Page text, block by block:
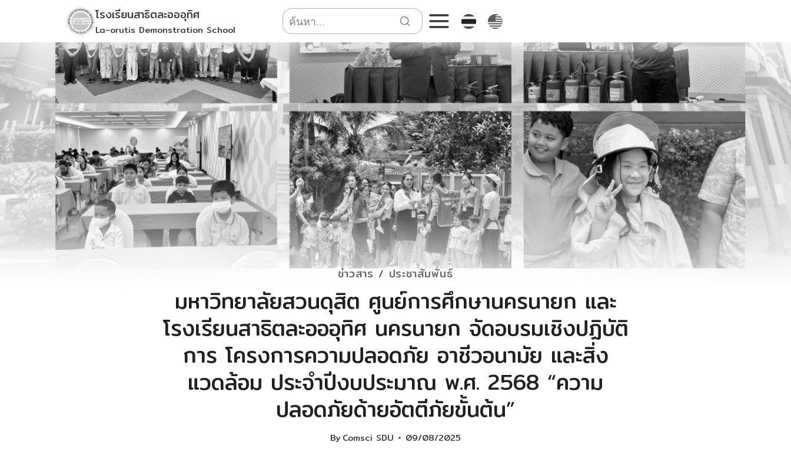
content
โรงเรียนสาธิตละอออุทิศ
La-orutis Demonstration School
ข่าวสาร / ประชาสัมพันธ์
มหาวิทยาลัยสวนดุสิต ศูนย์การศึกษานครนายก และ
โรงเรียนสาธิตละอออุทิศ นครนายก จัดอบรมเชิงปฏิบัติ
การ โครงการความปลอดภัย อาชีวอนามัย และสิ่ง
แวดล้อม ประจำปีงบประมาณ พ.ศ. 2568 “ความ
ปลอดภัยด้ายอัตตีภัยขั้นต้น”
ByComsci SDU 09/08/2025